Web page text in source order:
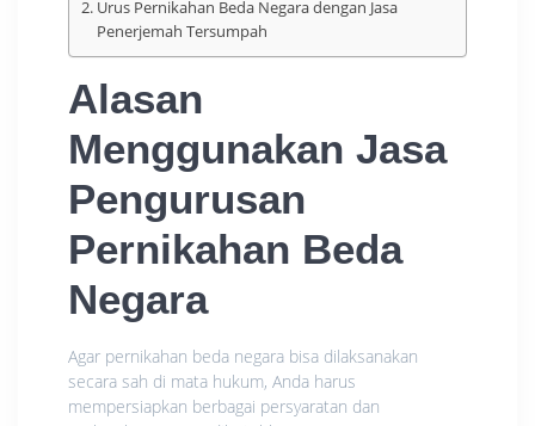
Urus Pernikahan Beda Negara dengan Jasa
Penerjemah Tersumpah
Alasan
Menggunakan Jasa
Pengurusan
Pernikahan Beda
Negara
Agar pernikahan beda negara bisa dilaksanakan
secara sah di mata hukum, Anda harus
mempersiapkan berbagai persyaratan dan